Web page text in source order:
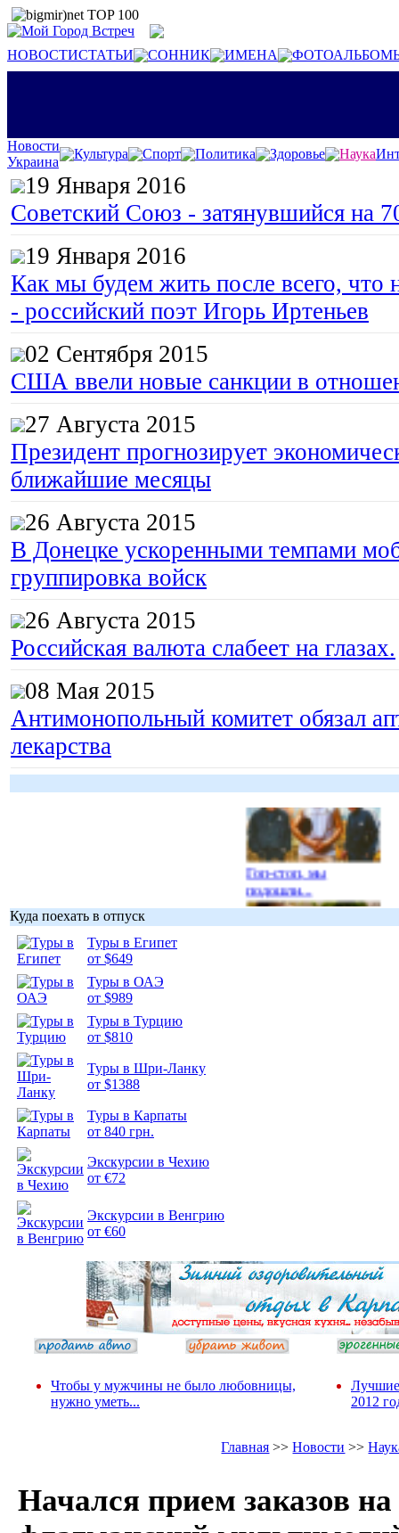
НОВОСТИСТАТЬИ СОННИК ИМЕНА
Новости
Украина
Культура Спорт Политика Здоровье Наука
19 Января 2016
Советский Союз - затянувшийся на
19 Января 2016
Как мы будем жить после всего, что
- российский поэт Игорь Иртеньев
02 Сентября 2015
США ввели новые санкции в
27 Августа 2015
Президент прогнозирует
ближайшие месяцы
26 Августа 2015
В Донецке ускоренными темпами
группировка войск
26 Августа 2015
Российская валюта слабеет на глазах.
08 Мая 2015
Антимонопольный комитет обязал
лекарства
Гоп-стоп, мы
подошли...
Куда поехать в отпуск
Туры в Египет
от $649
Туры в ОАЭ
от $989
Туры в Турцию
от $810
Туры в Шри-Ланку
от $1388
Туры в Карпаты
от 840 грн.
Экскурсии в Чехию
от €72
Экскурсии в Венгрию
от €60
Чтобы у мужчины не было любовницы,
нужно уметь...
Лучшие
2012
Главная >>Новости >>
Начался прием заказов на